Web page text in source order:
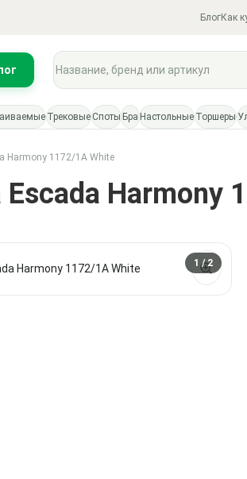
БлогКак
Поиск по каталогу
Трековые Споты Бра Настольные Торшеры
Harmony 1172/1A White
Escada Harmony
1 / 2